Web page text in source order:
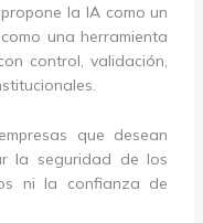
la IA como un
una herramienta
control, validación,
que desean
la seguridad de los
ni la confianza de